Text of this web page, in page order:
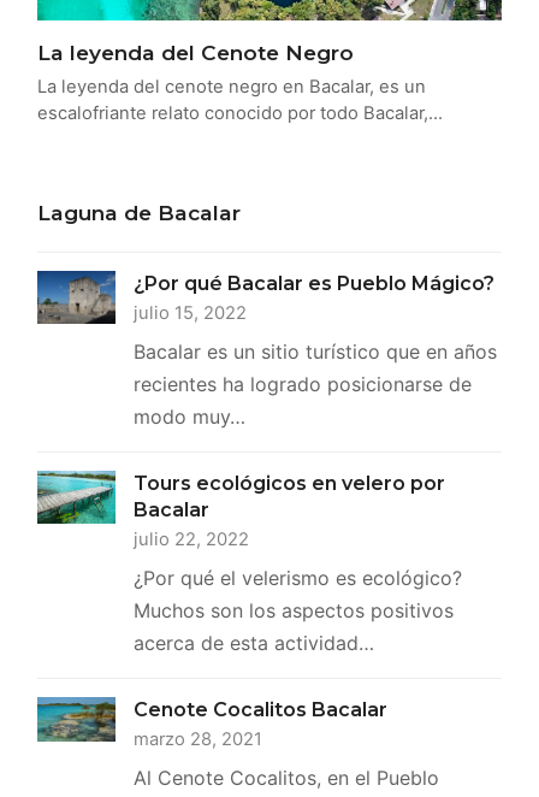
La leyenda del Cenote Negro
La leyenda del cenote negro en Bacalar, es un
escalofriante relato conocido por todo Bacalar,…
Laguna de Bacalar
¿Por qué Bacalar es Pueblo Mágico?
julio 15, 2022
Bacalar es un sitio turístico que en años
recientes ha logrado posicionarse de
modo muy…
Tours ecológicos en velero por
Bacalar
julio 22, 2022
¿Por qué el velerismo es ecológico?
Muchos son los aspectos positivos
acerca de esta actividad…
Cenote Cocalitos Bacalar
marzo 28, 2021
Al Cenote Cocalitos, en el Pueblo